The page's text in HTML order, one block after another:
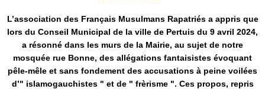
L’association des Français Musulmans Rapatriés a appris que
lors du Conseil Municipal de la ville de Pertuis du 9 avril 2024,
a résonné dans les murs de la Mairie, au sujet de notre
mosquée rue Bonne, des allégations fantaisistes évoquant
pêle-mêle et sans fondement des accusations à peine voilées
d’" islamogauchistes " et de " frèrisme ". Ces propos, repris